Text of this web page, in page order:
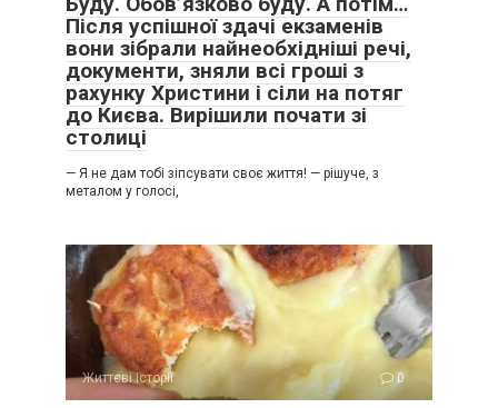
Після успішної здачі екзаменів
вони зібрали найнеобхідніші речі,
документи, зняли всі гроші з
рахунку Христини і сіли на потяг
до Києва. Вирішили почати зі
столиці
— Я не дам тобі зіпсувати своє життя! — рішуче, з
металом у голосі,
Життєві історії 0